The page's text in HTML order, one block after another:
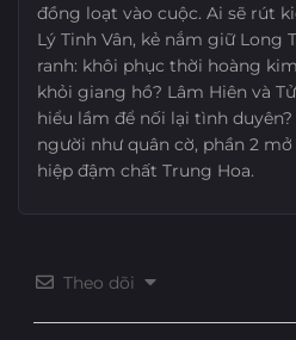
đồng loạt vào cuộc. Ai sẽ rút
Lý Tinh Vân, kẻ nắm giữ Long
ranh: khôi phục thời hoàng
khỏi giang hồ? Lâm Hiên và
hiểu lầm để nối lại tình
người như quân cờ, phần 2
hiệp đậm chất Trung Hoa.
Theo dõi